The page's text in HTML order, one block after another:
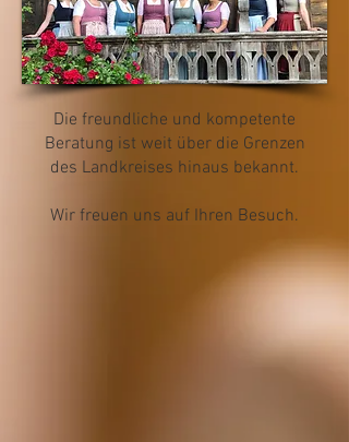
Die freundliche und kompetente
Beratung ist weit über die Grenzen
des Landkreises hinaus bekannt.
Wir freuen uns auf Ihren Besuch.